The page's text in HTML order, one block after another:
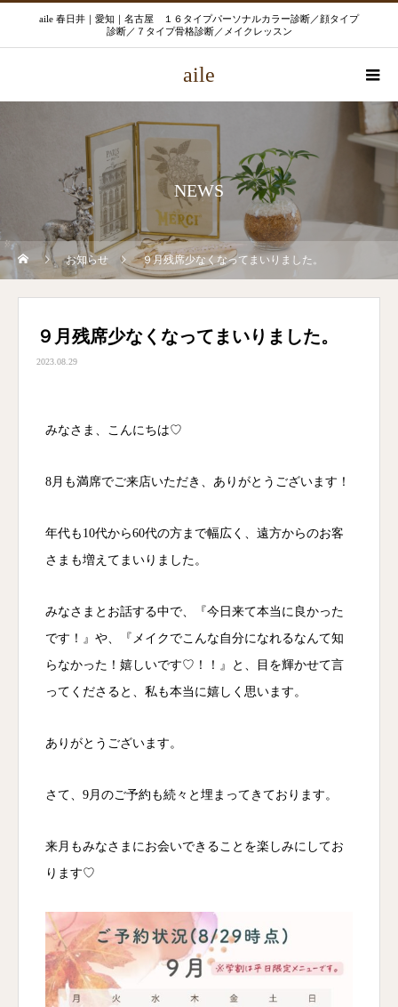
aile 春日井｜愛知｜名古屋 １６タイプパーソナルカラー診断／顔タイプ
診断／７タイプ骨格診断／メイクレッスン
aile
NEWS
お知らせ ９月残席少なくなってまいりました。
９月残席少なくなってまいりました。
2023.08.29
みなさま、こんにちは♡
8月も満席でご来店いただき、ありがとうございます！
年代も10代から60代の方まで幅広く、遠方からのお客
さまも増えてまいりました。
みなさまとお話する中で、『今日来て本当に良かった
です！』や、『メイクでこんな自分になれるなんて知
らなかった！嬉しいです♡！！』と、目を輝かせて言
ってくださると、私も本当に嬉しく思います。
ありがとうございます。
さて、9月のご予約も続々と埋まってきております。
来月もみなさまにお会いできることを楽しみにしてお
ります♡